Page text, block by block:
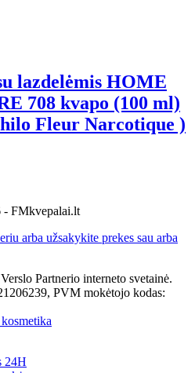
lazdelėmis HOME
708 kvapo (100 ml)
Fleur Narcotique )
- FMkvepalai.lt
arba užsakykite prekes sau arba
Partnerio interneto svetainė.
PVM mokėtojo kodas:
24H